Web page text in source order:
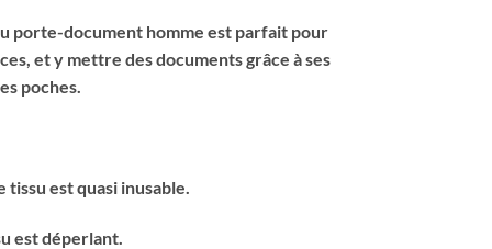
porte-document homme est parfait pour
et y mettre des documents grâce à ses
poches.
est quasi inusable.
est déperlant.